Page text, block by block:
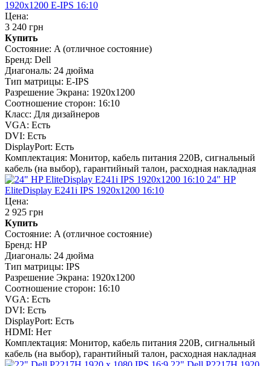
1920x1200 E-IPS 16:10
Цена:
3 240 грн
Купить
Состояние: A (отличное состояние)
Бренд: Dell
Диагональ: 24 дюйма
Тип матрицы: E-IPS
Разрешение Экрана: 1920x1200
Соотношение сторон: 16:10
Класс: Для дизайнеров
VGA: Есть
DVI: Есть
DisplayPort: Есть
Комплектация: Монитор, кабель питания 220В, сигнальный
кабель (на выбор), гарантийный талон, расходная накладная
24" HP
EliteDisplay E241i IPS 1920x1200 16:10
Цена:
2 925 грн
Купить
Состояние: A (отличное состояние)
Бренд: HP
Диагональ: 24 дюйма
Тип матрицы: IPS
Разрешение Экрана: 1920x1200
Соотношение сторон: 16:10
VGA: Есть
DVI: Есть
DisplayPort: Есть
HDMI: Нет
Комплектация: Монитор, кабель питания 220В, сигнальный
кабель (на выбор), гарантийный талон, расходная накладная